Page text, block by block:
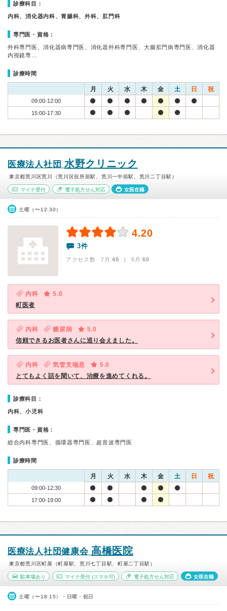
診療科目：
内科、消化器内科、胃腸科、外科、肛門科
専門医・資格：
外科専門医、消化器病専門医、消化器外科専門医、大腸肛門病専門医、消化器
内視鏡専…
診療時間
月 火 水 木 金 土 日 祝
09:00-12:00
15:00-17:30
医療法人社団 水野クリニック
東京都荒川区荒川（荒川区役所前駅、荒川一中前駅、荒川二丁目駅）
マイナ受付 電子処方せん対応 女医在籍
土曜（〜12:30）
4.20
3件
アクセス数 7月:49 | 6月:60
内科
5.0
町医者
内科 糖尿病
5.0
信頼できるお医者さんに巡り会えました。
内科 気管支喘息
5.0
とてもよく話を聞いて、治療を進めてくれる。
診療科目：
内科、小児科
専門医・資格：
総合内科専門医、循環器専門医、超音波専門医
診療時間
月 火 水 木 金 土 日 祝
09:00-12:30
17:00-19:00
医療法人社団健康会 高橋医院
東京都荒川区町屋（町屋駅、荒川七丁目駅、町屋二丁目駅）
駐車場あり マイナ受付(スマホ可) 電子処方せん対応 女医在籍
土曜（〜18:15）・日曜・祝日